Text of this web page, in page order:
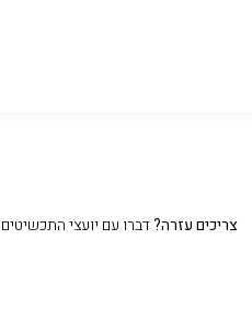
צריכים עזרה?דברו עם יועצי התכשיטים שלנו